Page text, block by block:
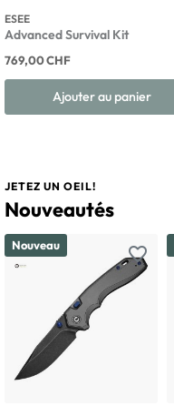
ESEE
Advanced Survival Kit
769,00 CHF
Ajouter au panier
JETEZ UN OEIL!
Nouveautés
favorite_border
Nouveau